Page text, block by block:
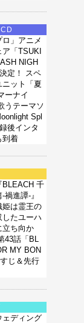
ロ」アニメ
「TSUKI
NIGH
定！ スペ
ニット「夏
ーナイ
うテーマソ
Spl
後インタ
到着
BLEACH 千
禍進譚-』
姫は霊王の
したユーハ
立ち向か
話「BL
MY BON
じ＆先行
ェディング